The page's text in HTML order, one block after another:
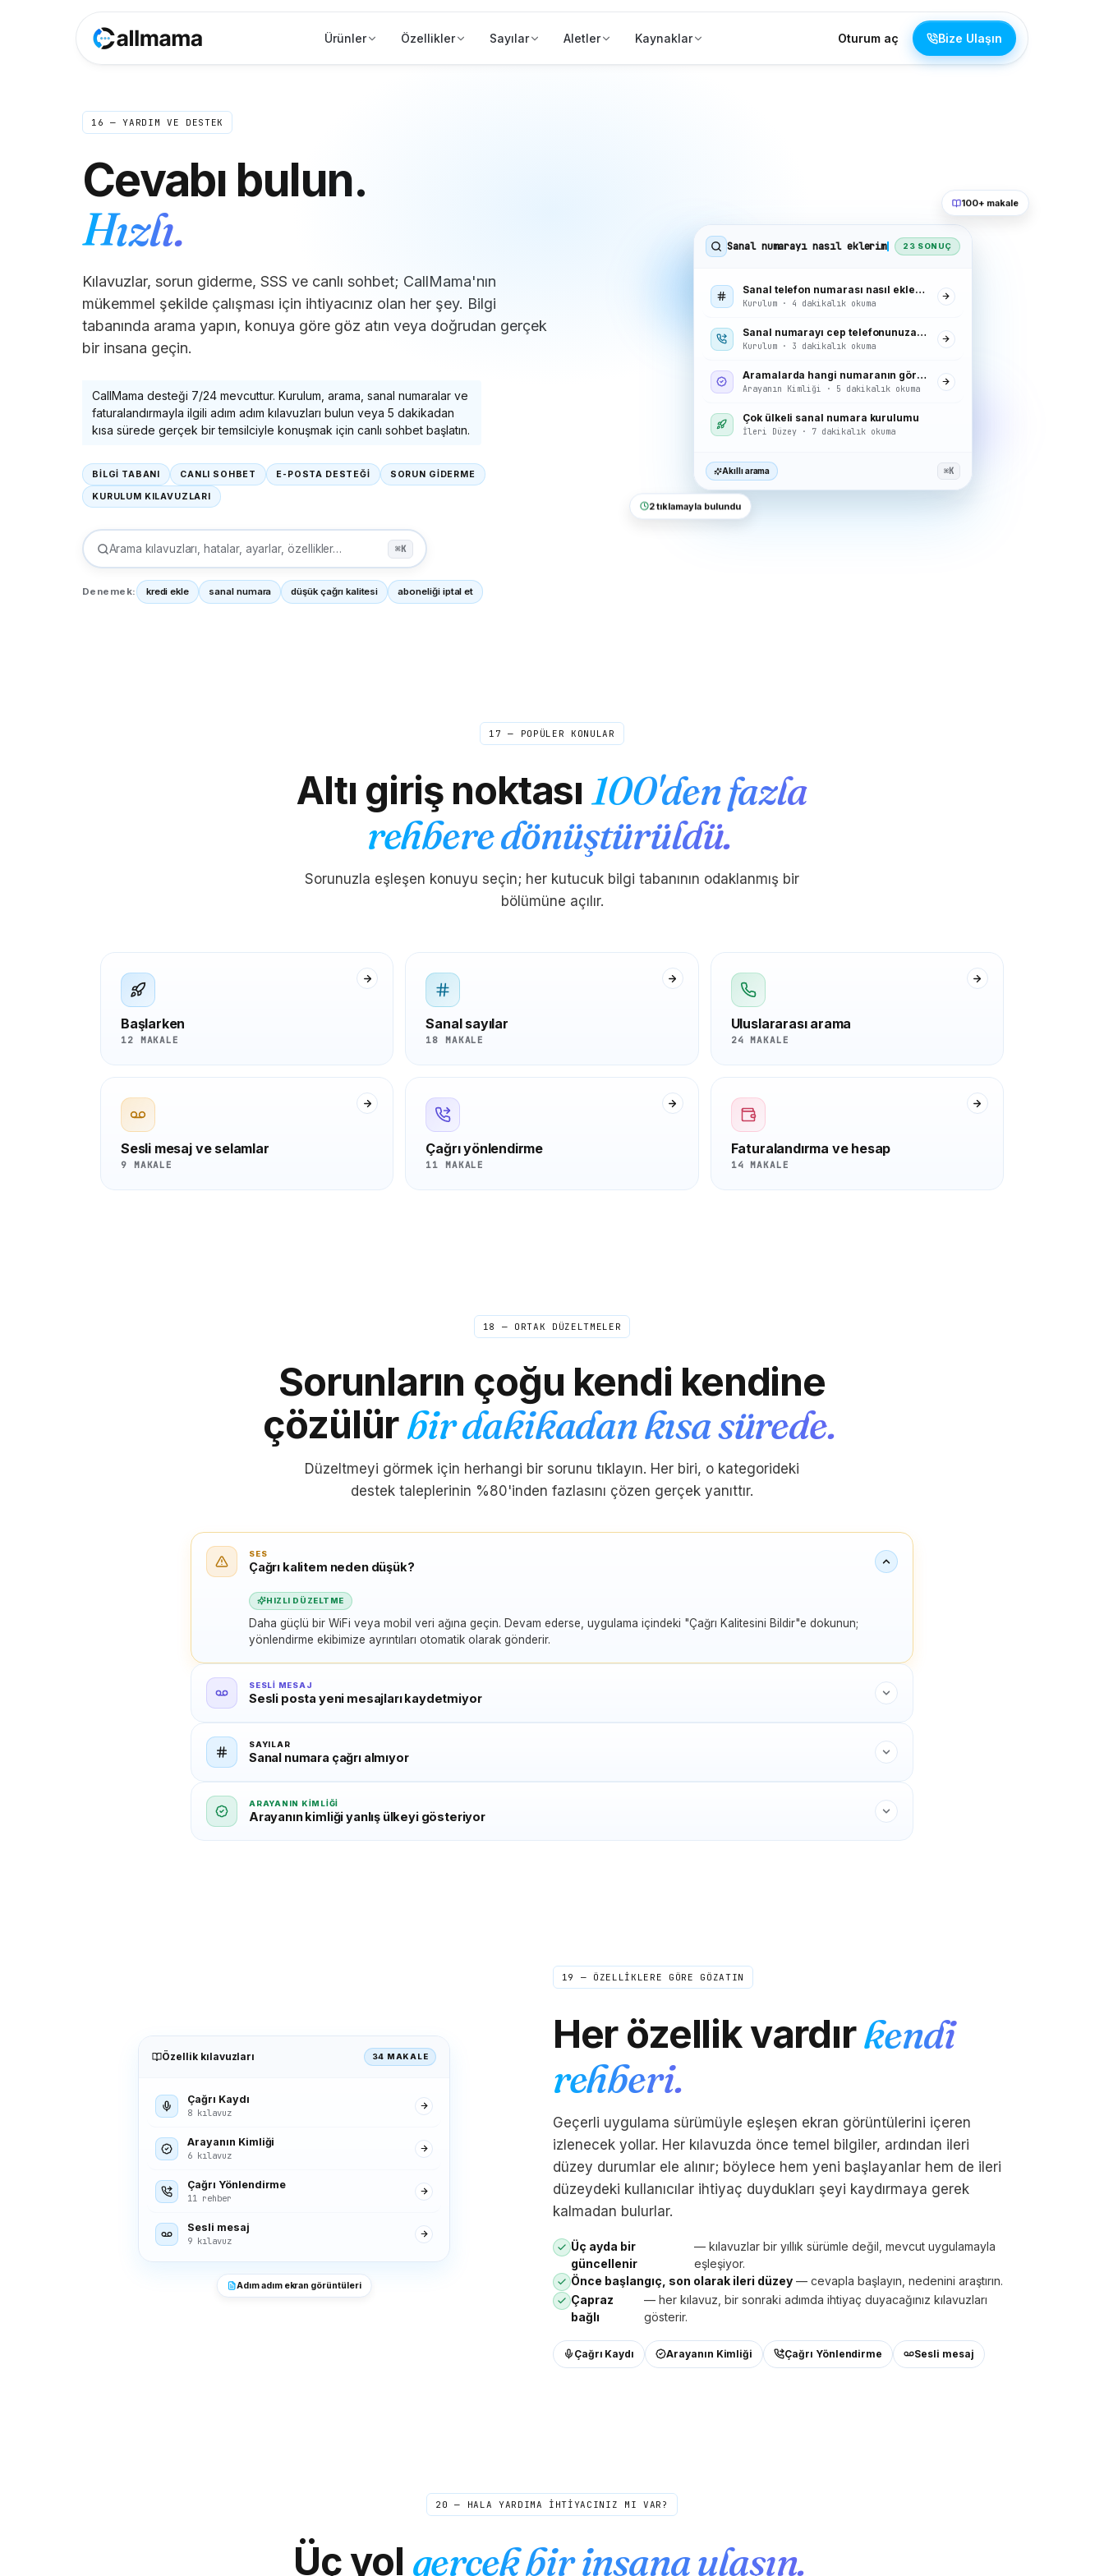
Ürünler Özellikler Sayılar Aletler Kaynaklar Oturum aç Bize Ulaşın
16 — YARDIM VE DESTEK
Cevabı bulun.
Hızlı.
Kılavuzlar, sorun giderme, SSS ve canlı sohbet; CallMama'nın
mükemmel şekilde çalışması için ihtiyacınız olan her şey. Bilgi
tabanında arama yapın, konuya göre göz atın veya doğrudan gerçek
bir insana geçin.
CallMama desteği 7/24 mevcuttur. Kurulum, arama, sanal numaralar ve
faturalandırmayla ilgili adım adım kılavuzları bulun veya 5 dakikadan
kısa sürede gerçek bir temsilciyle konuşmak için canlı sohbet başlatın.
BİLGİ TABANI CANLI SOHBET E-POSTA DESTEĞİ SORUN GİDERME
KURULUM KILAVUZLARI
Arama kılavuzları, hatalar, ayarlar, özellikler… ⌘K
Denemek: kredi ekle sanal numara düşük çağrı kalitesi aboneliği iptal et
Sanal numarayı nasıl eklerim 23 SONUÇ
Sanal telefon numarası nasıl eklenir
Kurulum · 4 dakikalık okuma
Sanal numarayı cep telefonunuza iletme
Kurulum · 3 dakikalık okuma
Aramalarda hangi numaranın görüntüleneceğini seçme
Arayanın Kimliği · 5 dakikalık okuma
Çok ülkeli sanal numara kurulumu
İleri Düzey · 7 dakikalık okuma
Akıllı arama ⌘K
100+ makale
2 tıklamayla bulundu
17 — POPÜLER KONULAR
Altı giriş noktası 100'den fazla
rehbere dönüştürüldü.
Sorunuzla eşleşen konuyu seçin; her kutucuk bilgi tabanının odaklanmış bir
bölümüne açılır.
Başlarken
12 MAKALE
Sanal sayılar
18 MAKALE
Uluslararası arama
24 MAKALE
Sesli mesaj ve selamlar
9 MAKALE
Çağrı yönlendirme
11 MAKALE
Faturalandırma ve hesap
14 MAKALE
18 — ORTAK DÜZELTMELER
Sorunların çoğu kendi kendine
çözülürbir dakikadan kısa sürede.
Düzeltmeyi görmek için herhangi bir sorunu tıklayın. Her biri, o kategorideki
destek taleplerinin %80'inden fazlasını çözen gerçek yanıttır.
SES
Çağrı kalitem neden düşük?
HIZLI DÜZELTME
Daha güçlü bir WiFi veya mobil veri ağına geçin. Devam ederse, uygulama içindeki "Çağrı Kalitesini Bildir"e dokunun;
yönlendirme ekibimize ayrıntıları otomatik olarak gönderir.
SESLI MESAJ
Sesli posta yeni mesajları kaydetmiyor
SAYILAR
Sanal numara çağrı almıyor
ARAYANIN KIMLIĞI
Arayanın kimliği yanlış ülkeyi gösteriyor
Özellik kılavuzları 34 MAKALE
Çağrı Kaydı
8 kılavuz
Arayanın Kimliği
6 kılavuz
Çağrı Yönlendirme
11 rehber
Sesli mesaj
9 kılavuz
Adım adım ekran görüntüleri
19 — ÖZELLİKLERE GÖRE GÖZATIN
Her özellik vardırkendi
rehberi.
Geçerli uygulama sürümüyle eşleşen ekran görüntülerini içeren
izlenecek yollar. Her kılavuzda önce temel bilgiler, ardından ileri
düzey durumlar ele alınır; böylece hem yeni başlayanlar hem de ileri
düzeydeki kullanıcılar ihtiyaç duydukları şeyi kaydırmaya gerek
kalmadan bulurlar.
Üç ayda bir
güncellenir
— kılavuzlar bir yıllık sürümle değil, mevcut uygulamayla
eşleşiyor.
Önce başlangıç, son olarak ileri düzey — cevapla başlayın, nedenini araştırın.
Çapraz
bağlı
— her kılavuz, bir sonraki adımda ihtiyaç duyacağınız kılavuzları
gösterir.
Çağrı Kaydı Arayanın Kimliği Çağrı Yönlendirme Sesli mesaj
20 — HALA YARDIMA İHTİYACINIZ MI VAR?
Üç yol gerçek bir insana ulaşın.
E
Dakikası sent ve normal telefon
görüşmelerimden daha net. Annem başka bir
kıtada değil de yan odadaymış gibi konuşuyor.
Bundan önce aramaları düzenliyordum - şimdi
onu ne zaman düşünsem ararım."
Doğrulanmış arayan
P
Hint hesaplarını kabul etmeyen hesapları
doğrulamak için ABD numarası gerekiyordu.
OTP'ler her seferinde saniyeler içinde geldi.
Dürüst olmak gerekirse bu kadar pürüzsüz
olmasını beklemiyordum; en azından bir engel
Doğrulanmış arayan
alana kadar bunu ne kadar özlediğimi fark
etmemiştim."